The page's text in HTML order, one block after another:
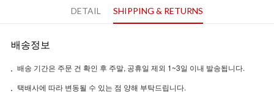
DETAIL SHIPPING & RETURNS
배송정보
배송 기간은 주문 건 확인 후 주말, 공휴일 제외 1~3일 이내 발송됩니다.
택배사에 따라 변동될 수 있는 점 양해 부탁드립니다.